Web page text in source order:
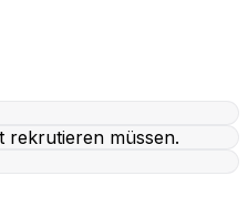
rekrutieren müssen.